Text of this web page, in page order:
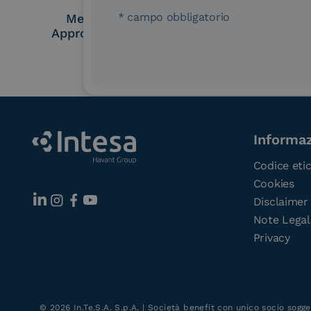
Membro Adobe
Approved Trust List
Certified
* campo obbligatorio
Codice
Cookies
Disclaimer
Note
Privacy
© 2026 In.Te.S.A. S.p.A. | Società benefit con unico socio